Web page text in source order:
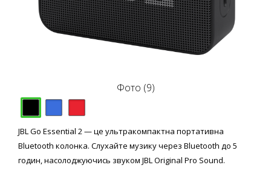
Фото (9)
JBL Go Essential 2 — це ультракомпактна портативна
Bluetooth колонка. Слухайте музику через Bluetooth до 5
годин, насолоджуючись звуком JBL Original Pro Sound.